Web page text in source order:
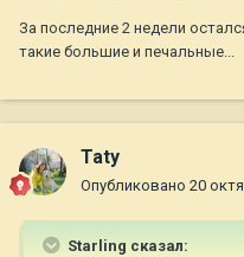
За последние 2 недели
такие большие и печальные...
Taty
Опубликовано 20
Starling сказал: